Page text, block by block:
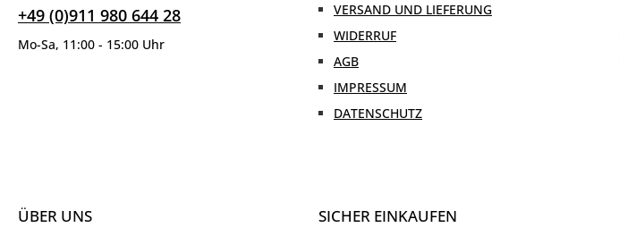
+49 (0)911 980 644 28
Mo-Sa, 11:00 - 15:00 Uhr
VERSAND UND LIEFERUNG
WIDERRUF
AGB
IMPRESSUM
DATENSCHUTZ
ÜBER UNS SICHER EINKAUFEN